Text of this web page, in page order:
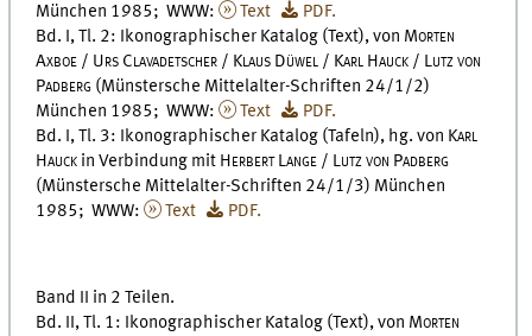
München 1985; WWW:
Text
PDF.
Bd. I, Tl. 2: Ikonographischer Katalog (Text), von Morten
Axboe / Urs Clavadetscher / Klaus Düwel / Karl Hauck / Lutz von
Padberg (Münstersche Mittelalter-Schriften 24/1/2)
München 1985; WWW:
Text
PDF.
Bd. I, Tl. 3: Ikonographischer Katalog (Tafeln), hg. von Karl
Hauck in Verbindung mit Herbert Lange / Lutz von Padberg
(Münstersche Mittelalter-Schriften 24/1/3) München
1985; WWW:
Text PDF.
Band II in 2 Teilen.
Bd. II, Tl. 1: Ikonographischer Katalog (Text), von Morten